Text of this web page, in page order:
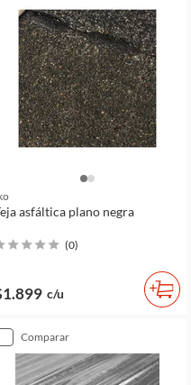
asfáltica plano negra
(0)
c/u
comparar